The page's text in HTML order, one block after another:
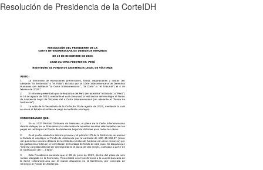
Resolución de Presidencia de la CorteIDH